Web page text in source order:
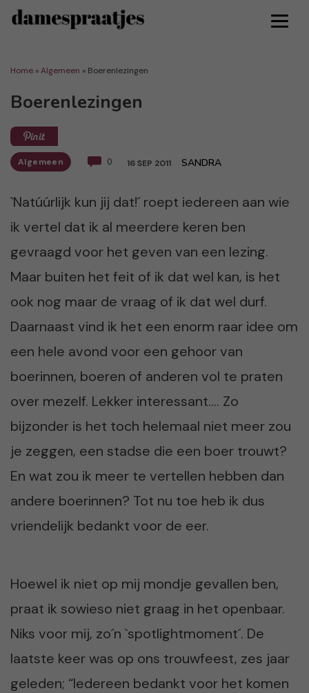
Home »Algemeen » Boerenlezingen
Boerenlezingen
Algemeen 0 16 SEP 2011 SANDRA
`Natúúrlijk kun jij dat!´ roept iedereen aan wie
ik vertel dat ik al meerdere keren ben
gevraagd voor het geven van een lezing.
Maar buiten het feit of ik dat wel kan, is het
ook nog maar de vraag of ik dat wel durf.
Daarnaast vind ik het een enorm raar idee om
een hele avond voor een gehoor van
boerinnen, boeren of anderen vol te praten
over mezelf. Lekker interessant…. Zo
bijzonder is het toch helemaal niet meer zou
je zeggen, een stadse die een boer trouwt?
En wat zou ik meer te vertellen hebben dan
andere boerinnen? Tot nu toe heb ik dus
vriendelijk bedankt voor de eer.
Hoewel ik niet op mij mondje gevallen ben,
praat ik sowieso niet graag in het openbaar.
Niks voor mij, zo´n `spotlightmoment´. De
laatste keer was op ons trouwfeest, zes jaar
geleden; “Iedereen bedankt voor het komen